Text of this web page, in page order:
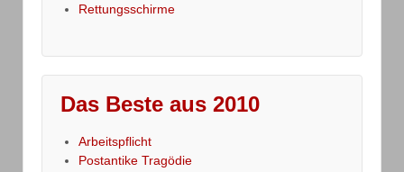
Rettungsschirme
Das Beste aus 2010
Arbeitspflicht
Postantike Tragödie